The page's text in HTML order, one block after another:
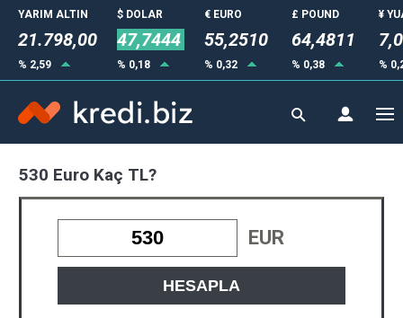
YARIM ALTIN
21.798,00
% 2,59
$ DOLAR
47,7444
% 0,18
€ EURO
55,2510
% 0,32
£ POUND
64,4811
% 0,38
¥
%
530 Euro Kaç TL?
EUR
HESAPLA